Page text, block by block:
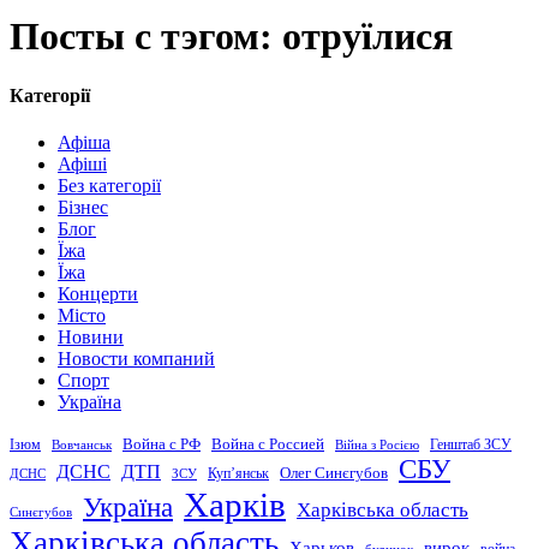
Посты с тэгом: отруїлися
Категорії
Афіша
Афіші
Без категорії
Бізнес
Блог
Їжа
Їжа
Концерти
Місто
Новини
Новости компаний
Спорт
Україна
Ізюм Вовчанськ Война с РФ Война с Россией Війна з Росією Генштаб ЗСУ
ДСНС ДСНС ДТП ЗСУ Купʼянськ Олег Синєгубов СБУ
Синєгубов Україна Харків Харківська область